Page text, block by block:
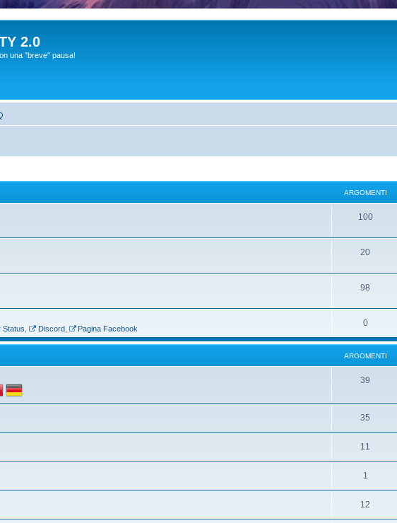
2.0
una "breve" pausa!
ARGOMENTI
100
20
98
Status Discord, Pagina Facebook
0
ARGOMENTI
39
35
11
1
12